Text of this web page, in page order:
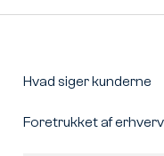
Hvad siger kunderne
Foretrukket af